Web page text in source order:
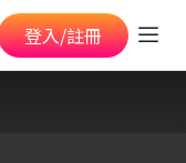
登入/註冊